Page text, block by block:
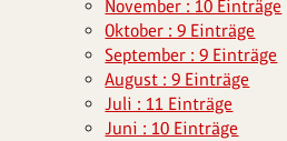
November : 10 Einträge
Oktober : 9 Einträge
September : 9 Einträge
August : 9 Einträge
Juli : 11 Einträge
Juni : 10 Einträge